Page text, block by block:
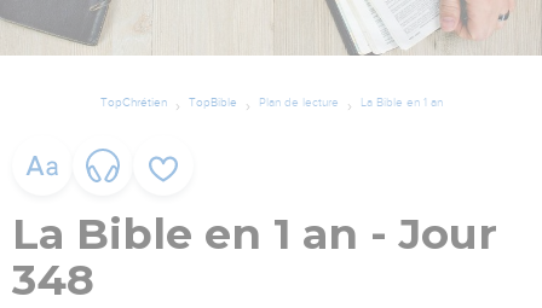
TopChrétien TopBible Plan de lecture La Bible en 1 an
La Bible en 1 an - Jour
348